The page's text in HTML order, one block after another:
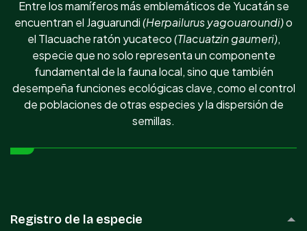
Entre los mamíferos más emblemáticos de Yucatán se
encuentran el Jaguarundi(Herpailurus yagouaroundi)o
el Tlacuache ratón yucateco(Tlacuatzin gaumeri),
especie que no solo representa un componente
fundamental de la fauna local, sino que también
desempeña funciones ecológicas clave, como el control
de poblaciones de otras especies y la dispersión de
semillas.
Registro de la especie